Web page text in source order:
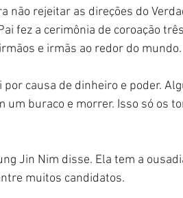
não rejeitar as direções do
fez a cerimônia de coroação três
e irmãs ao redor do mundo.
causa de dinheiro e poder.
um buraco e morrer. Isso só os
Jin Nim disse. Ela tem a
muitos candidatos.